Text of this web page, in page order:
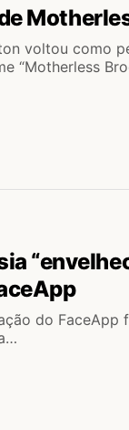
voltou como
“Motherless
do FaceApp